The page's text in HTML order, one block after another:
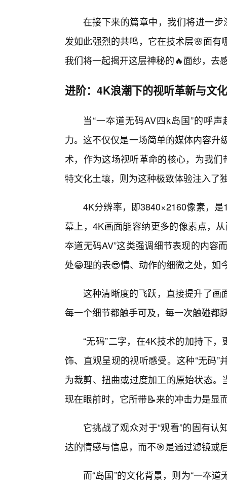
在接下来的篇章中，我们将进一
发如此强烈的共鸣，它在技术层🌸面
我们将一起揭开这层神秘的🔥面纱，去
进阶：4K浪潮下的视听革新与文
当“一夲道无码AV四k岛国”的呼
力。这不仅仅是一场简单的媒体内容升
术，作为这场视听革命的核心，为我
特文化土壤，则为这种极致体验注入了
4K分辨率，即3840×2160像素，
幕上，4K画面能容纳更多的像素点，
夲道无码AV”这类强调细节表现的内容
处😁理的表😎情、动作的细微之处，如
这种清晰度的飞跃，直接提升了画
每一个细节都触手可及，每一次触碰都
“无码”二字，在4K技术的加持下
饰、直观呈现的视听感受。这种“无码
为裁剪、扭曲或过度加工的原始状态。
现在眼前时，它所带📝来的冲击力是显
它挑战了观众对于“观看”的固有
达的情感与信息，而不🎯是通过滤镜或
而“岛国”的文化背景，则为“一夲